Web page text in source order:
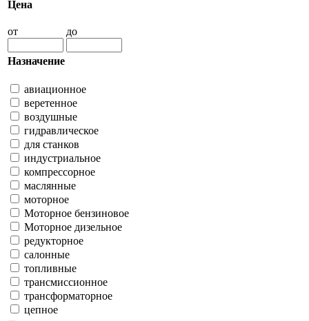
Цена
от до
Назначение
авиационное
веретенное
воздушные
гидравлическое
для станков
индустриальное
компрессорное
маслянные
моторное
Моторное бензиновое
Моторное дизельное
редукторное
салонные
топливные
трансмиссионное
трансформаторное
цепное